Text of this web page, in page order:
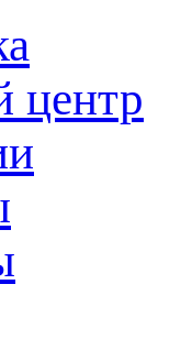
центр